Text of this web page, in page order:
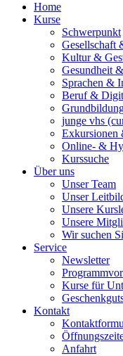
Home
Kurse
Schwerpunkt
Gesellschaft
Kultur &
Gesundheit
Sprachen &
Beruf &
junge vhs
Exkursionen
Online- &
Kurssuche
Über uns
Unser Team
Unser
Unsere
Unsere
Wir suchen
Service
Newsletter
Kurse für
Kontakt
Anfahrt